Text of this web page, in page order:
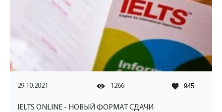
29.10.2021 1266 945
IELTS ONLINE - НОВЫЙ ФОРМАТ СДАЧИ